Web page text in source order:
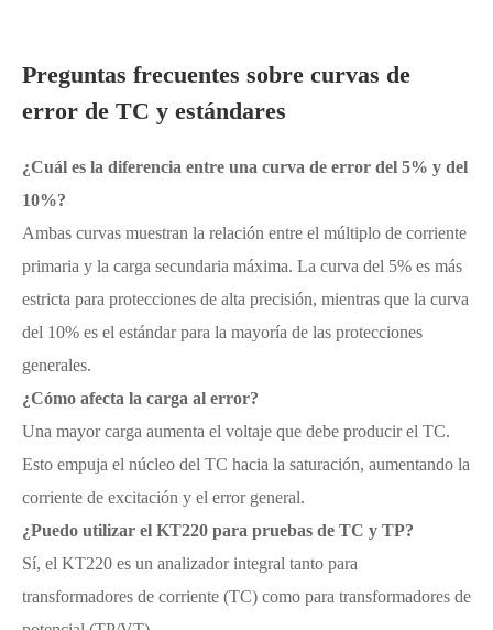
Preguntas frecuentes sobre curvas de
error de TC y estándares
¿Cuál es la diferencia entre una curva de error del 5% y del
10%?
Ambas curvas muestran la relación entre el múltiplo de corriente
primaria y la carga secundaria máxima. La curva del 5% es más
estricta para protecciones de alta precisión, mientras que la curva
del 10% es el estándar para la mayoría de las protecciones
generales.
¿Cómo afecta la carga al error?
Una mayor carga aumenta el voltaje que debe producir el TC.
Esto empuja el núcleo del TC hacia la saturación, aumentando la
corriente de excitación y el error general.
¿Puedo utilizar el KT220 para pruebas de TC y TP?
Sí, el KT220 es un analizador integral tanto para
transformadores de corriente (TC) como para transformadores de